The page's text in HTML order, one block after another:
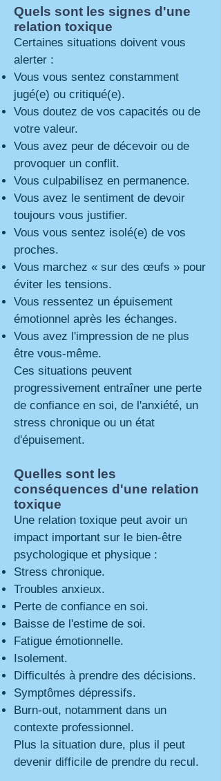
Quels sont les signes d'une
relation toxique
Certaines situations doivent vous
alerter :
Vous vous sentez constamment
jugé(e) ou critiqué(e).
Vous doutez de vos capacités ou de
votre valeur.
Vous avez peur de décevoir ou de
provoquer un conflit.
Vous culpabilisez en permanence.
Vous avez le sentiment de devoir
toujours vous justifier.
Vous vous sentez isolé(e) de vos
proches.
Vous marchez « sur des œufs » pour
éviter les tensions.
Vous ressentez un épuisement
émotionnel après les échanges.
Vous avez l'impression de ne plus
être vous-même.
Ces situations peuvent
progressivement entraîner une perte
de confiance en soi, de l'anxiété, un
stress chronique ou un état
d'épuisement.
Quelles sont les
conséquences d'une relation
toxique
Une relation toxique peut avoir un
impact important sur le bien-être
psychologique et physique :
Stress chronique.
Troubles anxieux.
Perte de confiance en soi.
Baisse de l'estime de soi.
Fatigue émotionnelle.
Isolement.
Difficultés à prendre des décisions.
Symptômes dépressifs.
Burn-out, notamment dans un
contexte professionnel.
Plus la situation dure, plus il peut
devenir difficile de prendre du recul.